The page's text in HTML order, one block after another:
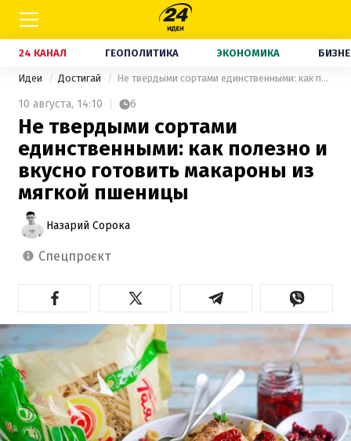
24 КАНАЛ ГЕОПОЛИТИКА ЭКОНОМИКА
Идеи Достигай Не твердыми сортами единственными: как полезно и вкусно готовить макароны из мягкой пшеницы
10 августа, 14:10 6
Не твердыми сортами
единственными: как полезно и
вкусно готовить макароны из
мягкой пшеницы
Назарий Сорока
спецпроєкт